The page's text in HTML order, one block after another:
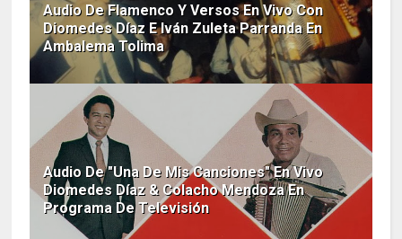
Audio De Flamenco Y Versos En Vivo Con
Diomedes Díaz E Iván Zuleta Parranda En
Ambalema Tolima
Audio De "Una De Mis Canciones" En Vivo
Diomedes Díaz & Colacho Mendoza En
Programa De Televisión